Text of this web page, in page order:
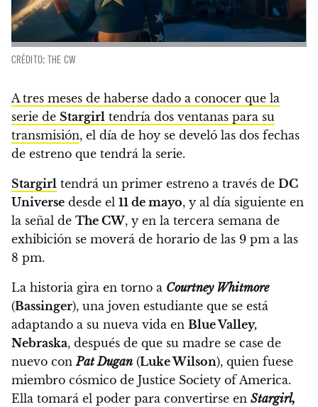
CRÉDITO: THE CW
A tres meses de haberse dado a conocer que la
serie de Stargirl tendría dos ventanas para su
transmisión, el día de hoy se develó las dos fechas
de estreno que tendrá la serie.
Stargirl tendrá un primer estreno a través de DC
Universe desde el 11 de mayo, y al día siguiente en
la señal de The CW, y en la tercera semana de
exhibición se moverá de horario de las 9 pm a las
8 pm.
La historia gira en torno a Courtney Whitmore
(Bassinger), una joven estudiante que se está
adaptando a su nueva vida en Blue Valley,
Nebraska, después de que su madre se case de
nuevo conPat Dugan (Luke Wilson), quien fuese
miembro cósmico de Justice Society of America.
Ella tomará el poder para convertirse en Stargirl,